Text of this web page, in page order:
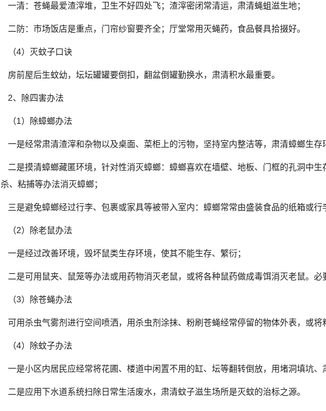
一清：苍蝇最爱渣滓堆，卫生不好四处飞；渣滓密闭常清运，肃清蝇蛆滋生地；
二防：市场饭店是重点，门帘纱窗要齐全；厅堂常用灭蝇药，食品餐具拾掇好。
（4）灭蚊子口诀
房前屋后生蚊幼，坛坛罐罐要倒扣，翻盆倒罐勤换水，肃清积水最重要。
2、除四害办法
（1）除蟑螂办法
一是经常肃清渣滓和杂物以及桌面、菜柜上的污物，坚持室内整洁等，肃清蟑螂生存
二是摸清蟑螂藏匿环境，针对性消灭蟑螂：蟑螂喜欢在墙壁、地板、门框的孔洞中
杀、粘捕等办法消灭蟑螂；
三是避免蟑螂经过行李、包裹或家具等被带入室内：蟑螂常常由盛装食品的纸箱或行
（2）除老鼠办法
一是经过改善环境，毁坏鼠类生存环境，使其不能生存、繁衍；
二是可用鼠夹、鼠笼等办法或用药物消灭老鼠，或将各种鼠药做成毒饵消灭老鼠。必
（3）除苍蝇办法
可用杀虫气雾剂进行空间喷洒，用杀虫剂涂抹、粉刷苍蝇经常停留的物体外表，或将
（4）除蚊子办法
一是小区内居民应经常将花圃、楼道中闲置不用的缸、坛等翻转倒放，用堵洞填坑
二是应用下水道系统扫除日常生活废水，肃清蚊子滋生场所是灭蚊的治标之源。